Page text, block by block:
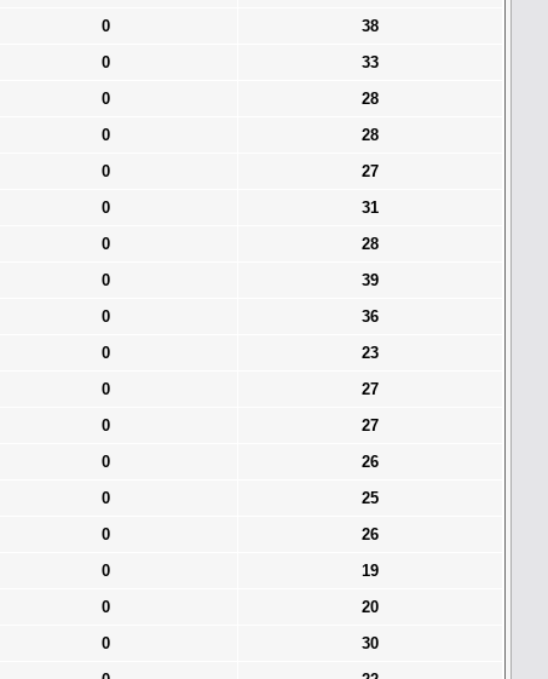
0
38
0
33
0
28
0
28
0
27
0
31
0
28
0
39
0
36
0
23
0
27
0
27
0
26
0
25
0
26
0
19
0
20
0
30